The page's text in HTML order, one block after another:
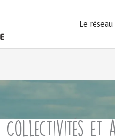
Le réseau
Collectivités et